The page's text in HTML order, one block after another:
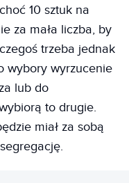
10 sztuk na
za mała liczba, by
trzeba jednak
wybory wyrzucenie
lub do
to drugie.
miał za sobą